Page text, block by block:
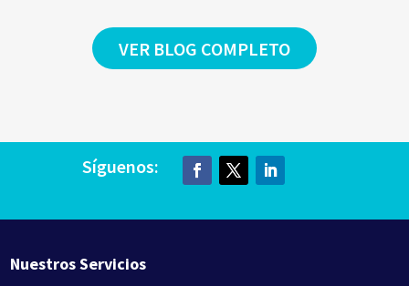
VER BLOG COMPLETO
Síguenos:
Nuestros Servicios